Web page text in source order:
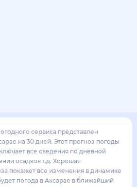
сервиса представлен
на 30 дней. Этот прогноз погоды
все сведения по дневной
осадков т.д. Хорошая
покажет все изменения в динамике
погода в Аксарае в ближайший